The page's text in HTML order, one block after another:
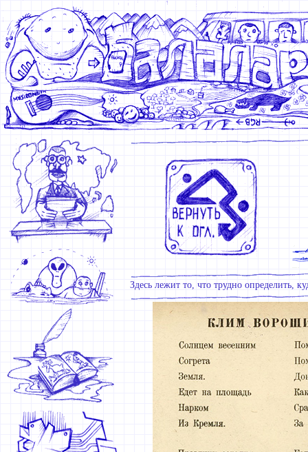
Здесь лежит то, что трудно определить,